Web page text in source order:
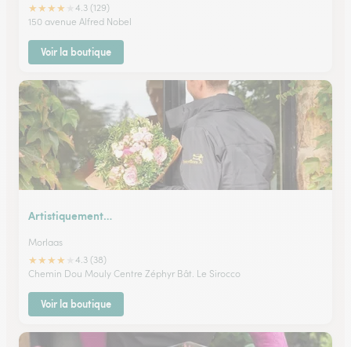
★★★★
4.3 (129)
150 avenue Alfred Nobel
Voir la boutique
Artistiquement…
Morlaas
★★★★
4.3 (38)
Chemin Dou Mouly Centre Zéphyr Bât. Le Sirocco
Voir la boutique